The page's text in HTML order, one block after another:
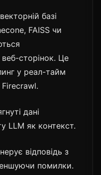
базі
FAISS чи
веб-сторінок. Це
у реал-тайм
Firecrawl.
дані
LLM як контекст.
відповідь з
помилки.